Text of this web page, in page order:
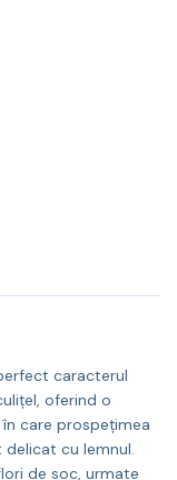
caracterul
oferind o
care prospețimea
cu lemnul.
de soc, urmate